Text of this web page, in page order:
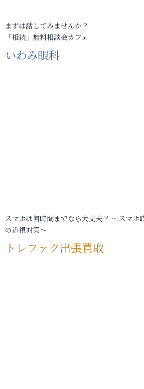
まずは話してみませんか？
「相続」無料相談会カフェ
いわみ眼科
スマホは何時間までなら大丈夫？ ～スマホ
の近視対策～
トレファク出張買取